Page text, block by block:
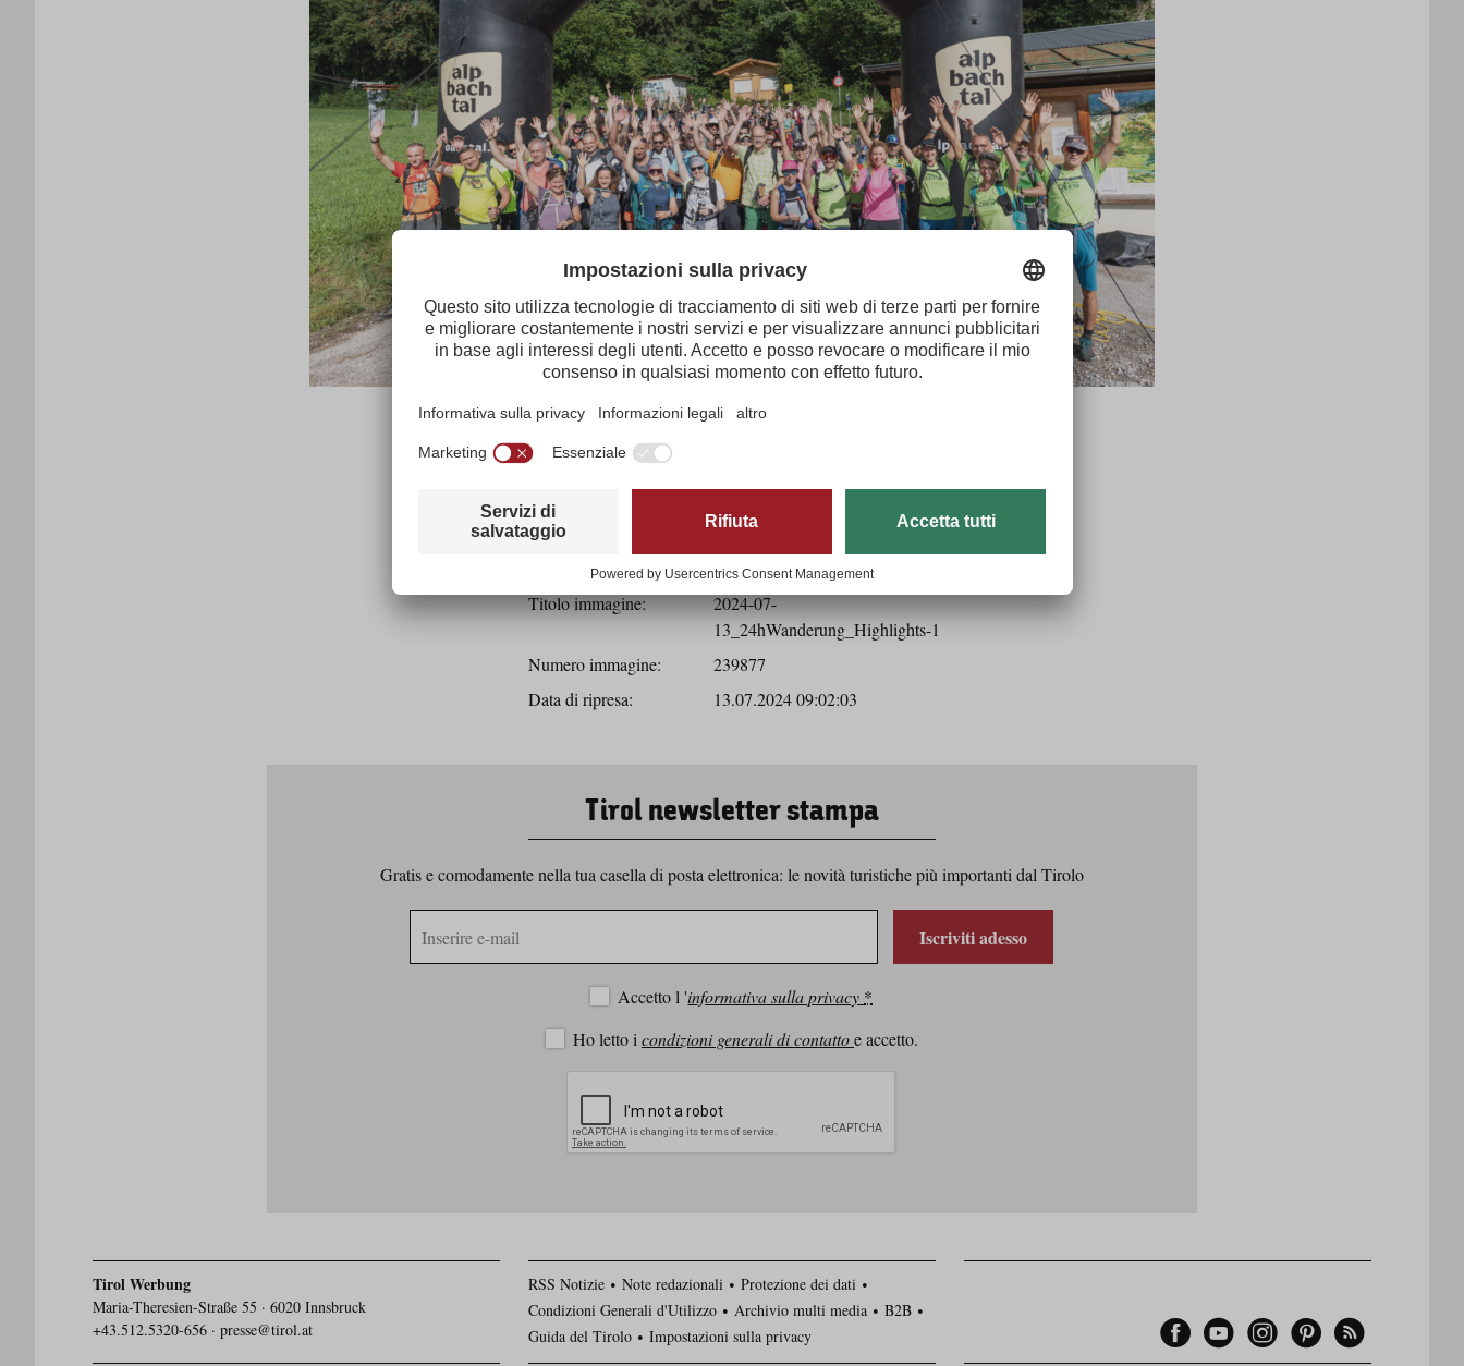
Dati immagine
Titolo immagine:
2024-07-
13_24hWanderung_Highlights-1
Numero immagine:
239877
Data di ripresa:
13.07.2024 09:02:03
Tirol newsletter stampa
Gratis e comodamente nella tua casella di posta elettronica: le novità turistiche più importanti dal Tirolo
Iscriviti adesso
Accetto l 'informativa sulla privacy *
Ho letto icondizioni generali di contattoe accetto.
Tirol Werbung
Maria-Theresien-Straße 55 · 6020 Innsbruck
+43.512.5320-656 · presse@tirol.at
RSS Notizie Note redazionali
Protezione dei dati
Condizioni Generali d'Utilizzo
Archivio multi media
B2B
Guida del Tirolo
Impostazioni sulla privacy
FacebookYoutubeInstagramPinterest
Feed